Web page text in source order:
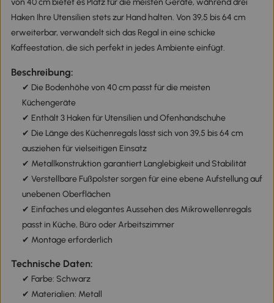
von 40 cm bietet es Platz für die meisten Geräte, während drei
Haken Ihre Utensilien stets zur Hand halten. Von 39,5 bis 64 cm
erweiterbar, verwandelt sich das Regal in eine schicke
Kaffeestation, die sich perfekt in jedes Ambiente einfügt.
Beschreibung:
✔ Die Bodenhöhe von 40 cm passt für die meisten
Küchengeräte
✔ Enthält 3 Haken für Utensilien und Ofenhandschuhe
✔ Die Länge des Küchenregals lässt sich von 39,5 bis 64 cm
ausziehen für vielseitigen Einsatz
✔ Metallkonstruktion garantiert Langlebigkeit und Stabilität
✔ Verstellbare Fußpolster sorgen für eine ebene Aufstellung auf
unebenen Oberflächen
✔ Einfaches und elegantes Aussehen des Mikrowellenregals
passt in Küche, Büro oder Arbeitszimmer
✔ Montage erforderlich
Technische Daten:
✔ Farbe: Schwarz
✔ Materialien: Metall